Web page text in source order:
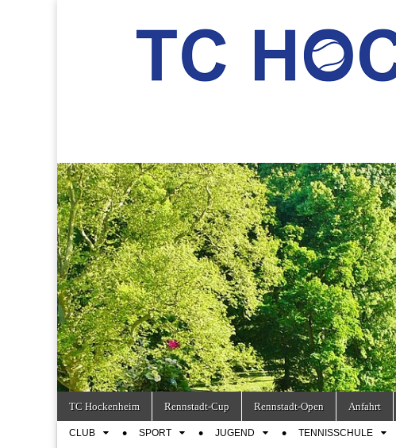
TC Hockenheim
Main
menu
content
TC Hockenheim Rennstadt-Cup Rennstadt-Open Anfahrt
SubCLUB SPORT JUGEND TENNISSCHULE